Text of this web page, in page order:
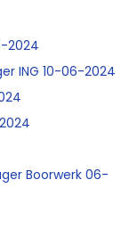
2024
ING 10-06-2024
Boorwerk 06-